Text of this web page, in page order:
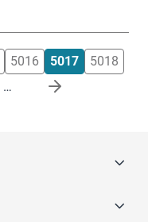
5016 5017
5018
…